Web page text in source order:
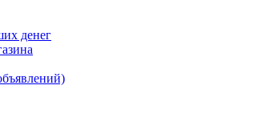
денег